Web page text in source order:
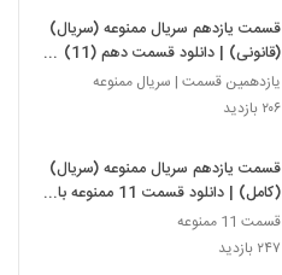
قسمت یازدهم سریال ممنوعه (سریال)
(قانونی) | دانلود قسمت دهم (11)
سریال.
یازدهمین قسمت | سریال ممنوعه
۲۰۶ بازدید
قسمت یازدهم سریال ممنوعه (سریال)
(کامل) | دانلود قسمت 11 ممنوعه با
اینترنت نیم بها دانلود کن
قسمت 11 ممنوعه
۲۴۷ بازدید